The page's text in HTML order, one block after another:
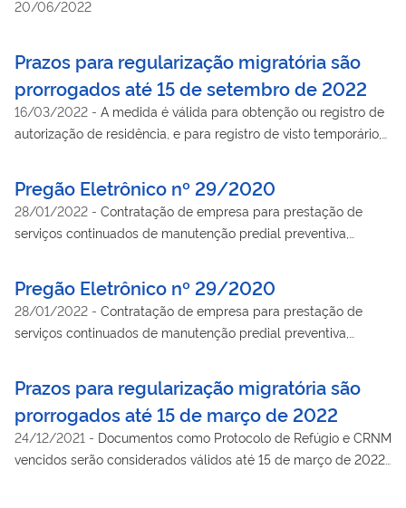
20/06/2022
Prazos para regularização migratória são
prorrogados até 15 de setembro de 2022
16/03/2022 - A medida é válida para obtenção ou registro de
autorização de residência, e para registro de visto temporário,
Pregão Eletrônico nº 29/2020
28/01/2022 - Contratação de empresa para prestação de
serviços continuados de manutenção predial preventiva,
e combate a incêndio; de iluminação de emergência; nas
portas de vidro e portões automáticos, com emprego de mão
de obra bem como de outros serviços eventuais de
necessário adequados à execução dos serviços, nas
dependências do Ministério da Justiça e Segurança Pública
Pregão Eletrônico nº 29/2020
28/01/2022 - Contratação de empresa para prestação de
serviços continuados de manutenção predial preventiva,
e combate a incêndio; de iluminação de emergência; nas
portas de vidro e portões automáticos, com emprego de mão
de obra bem como de outros serviços eventuais de
manutenção, com o fornecimento de material e equipamentos
Prazos para regularização migratória são
prorrogados até 15 de março de 2022
24/12/2021 - Documentos como Protocolo de Refúgio e CRNM
vencidos serão considerados válidos até 15 de março de 2022.